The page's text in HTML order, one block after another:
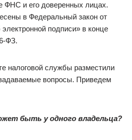
ФНС и его доверенных лицах.
в Федеральный закон от
подписи» в конце
ФЗ.
налоговой службы разместили
вопросы. Приведем
быть у одного владельца?